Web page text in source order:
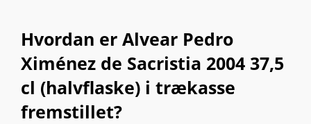
Hvordan er Alvear Pedro
Ximénez de Sacristia 2004 37,5
cl (halvflaske) i trækasse
fremstillet?